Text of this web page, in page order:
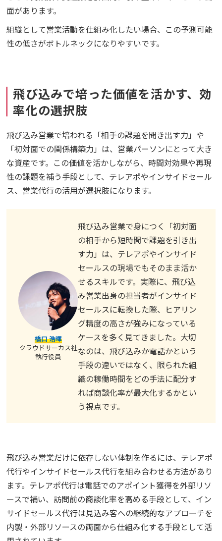
面があります。
組織として営業活動を仕組み化したい場合、この予測可能
性の低さがボトルネックになりやすいです。
飛び込みで培った価値を活かす、効
率化の選択肢
飛び込み営業で培われる「相手の課題を聞き出す力」や
「初対面での関係構築力」は、営業パーソンにとって大き
な資産です。この価値を活かしながら、時間対効果や再現
性の課題を補う手段として、テレアポやインサイドセール
ス、営業代行の活用が選択肢になります。
橋口 浩暉
クラウドサーカス社
執行役員
飛び込み営業で身につく「初対面
の相手から短時間で課題を引き出
す力」は、テレアポやインサイド
セールスの現場でもそのまま活か
せるスキルです。実際に、飛び込
み営業出身の担当者がインサイド
セールスに転換した際、ヒアリン
グ精度の高さが強みになっている
ケースを多く見てきました。大切
なのは、飛び込みか電話かという
手段の違いではなく、限られた組
織の稼働時間をどの手法に配分す
れば商談化率が最大化するかとい
う視点です。
飛び込み営業だけに依存しない体制を作るには、テレアポ
代行やインサイドセールス代行を組み合わせる方法があり
ます。テレアポ代行は電話でのアポイント獲得を外部リソ
ースで補い、訪問前の商談化率を高める手段として、イン
サイドセールス代行は見込み客への継続的なアプローチを
内製・外部リソースの両面から仕組み化する手段として活